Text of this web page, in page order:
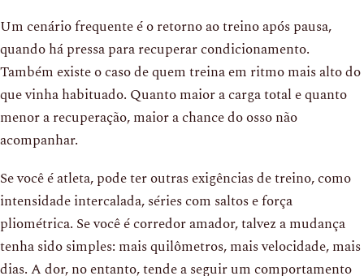
Um cenário frequente é o retorno ao treino após pausa,
quando há pressa para recuperar condicionamento.
Também existe o caso de quem treina em ritmo mais alto do
que vinha habituado. Quanto maior a carga total e quanto
menor a recuperação, maior a chance do osso não
acompanhar.
Se você é atleta, pode ter outras exigências de treino, como
intensidade intercalada, séries com saltos e força
pliométrica. Se você é corredor amador, talvez a mudança
tenha sido simples: mais quilômetros, mais velocidade, mais
dias. A dor, no entanto, tende a seguir um comportamento